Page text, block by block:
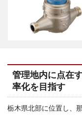
管理地内に点在
率化を目指す
栃木県北部に位置し、